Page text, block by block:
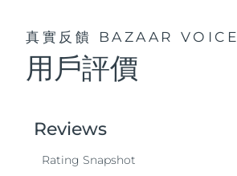
真實反饋 BAZAAR VOICE
用戶評價